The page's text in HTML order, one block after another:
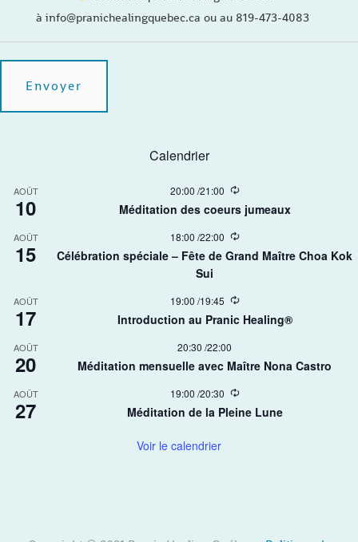
à info@pranichealingquebec.ca ou au 819-473-4083
Calendrier
AOÛT
10
20:00 /21:00
R
c
r
r
Méditation des coeurs jumeaux
AOÛT
15
18:00 /22:00
R
c
r
n
Célébration spéciale – Fête de Grand Maître Choa Kok
Sui​
AOÛT
17
19:00 /19:45
R
e
c
r
n
Introduction au Pranic Healing®
AOÛT
20
20:30 /22:00
Méditation mensuelle avec Maître Nona Castro
AOÛT
27
19:00 /20:30
R
c
Méditation de la Pleine Lune
Voir le calendrier